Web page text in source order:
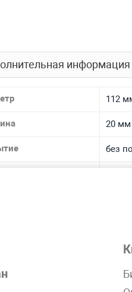
информация
112
20 мм
без